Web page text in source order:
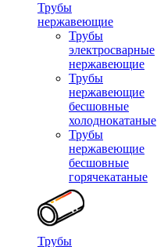
Трубы
нержавеющие
Трубы
электросварные
нержавеющие
Трубы
нержавеющие
бесшовные
холоднокатаные
Трубы
нержавеющие
бесшовные
горячекатаные
Трубы